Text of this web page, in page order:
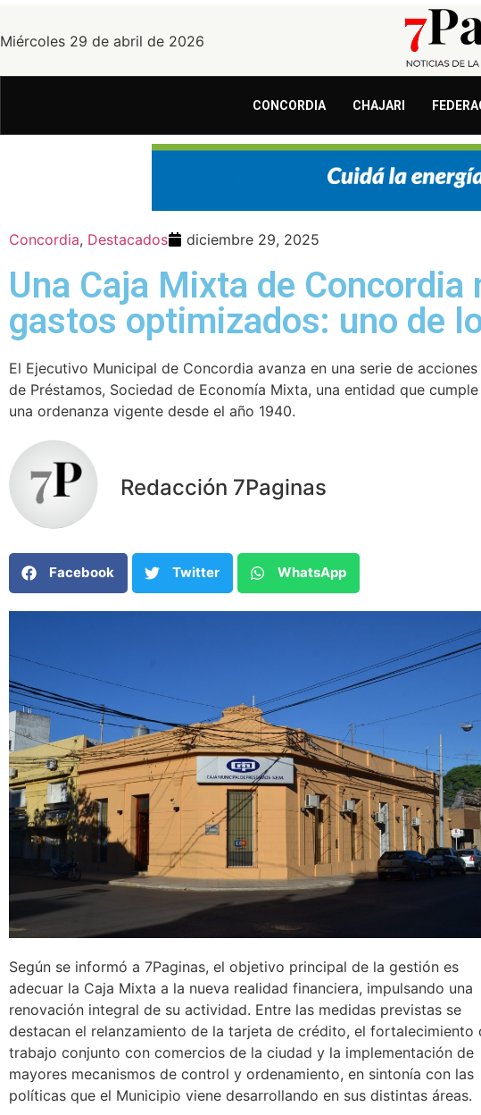
Miércoles 29 de abril de 2026
CONCORDIA CHAJARI
Concordia, Destacados diciembre 29, 2025
Una Caja Mixta de
gastos optimizados: uno de
El Ejecutivo Municipal de Concordia avanza en una serie de
de Préstamos, Sociedad de Economía Mixta, una entidad que
una ordenanza vigente desde el año 1940.
Redacción 7Paginas
Facebook Twitter WhatsApp
Según se informó a 7Paginas, el objetivo principal de la gestión es
adecuar la Caja Mixta a la nueva realidad financiera, impulsando una
renovación integral de su actividad. Entre las medidas previstas se
destacan el relanzamiento de la tarjeta de crédito, el fortalecimiento
trabajo conjunto con comercios de la ciudad y la implementación de
mayores mecanismos de control y ordenamiento, en sintonía con las
políticas que el Municipio viene desarrollando en sus distintas áreas.